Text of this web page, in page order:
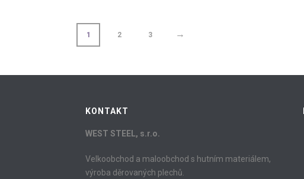
1 2 3 →
KONTAKT
WEST STEEL, s.r.o.
Velkoobchod a maloobchod s hutním materiálem,
výroba děrovaných plechů.